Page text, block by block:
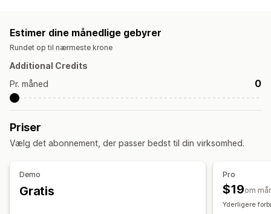
Alternativ tekst Billeder Tags Varianter
Kollektionsbeskrivelser
Generering med kunstig intelligens
Komprimering af billeder
Flere sprog
SEO til blog
Automatisk optimering
Optimering af webadresser
Estimer dine månedlige gebyrer
Rundet op til nærmeste krone
Additional Credits
Pr. måned
0
Priser
Vælg det abonnement, der passer bedst til din virksomhed.
Demo
Gratis
Pro
$19om
Yderligere